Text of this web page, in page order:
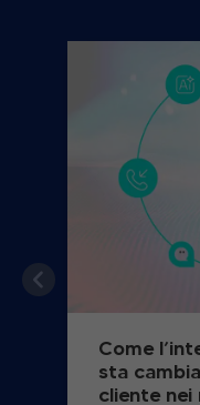
Come
sta
cliente